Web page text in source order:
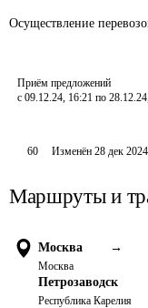
Осуществление
Приём предложений
с 09.12.24, 16:21 по
60 Изменён28 дек 2024
Маршруты и
Москва →
Москва
Петрозаводск
Республика Карелия